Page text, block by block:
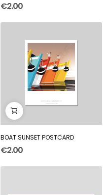
€2.00
BOAT SUNSET POSTCARD
€2.00